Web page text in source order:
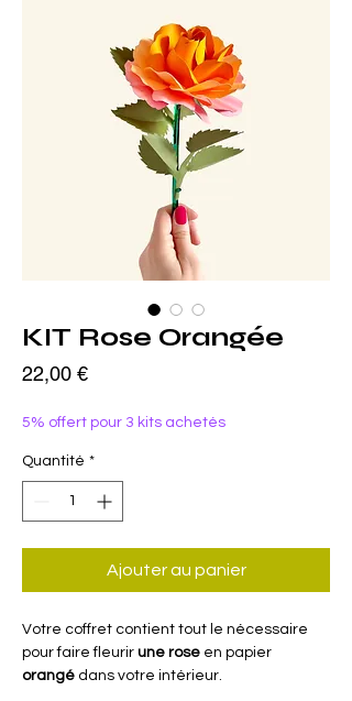
KIT Rose Orangée
22,00 €Prix
5% offert pour 3 kits achetés
Quantité *
Ajouter au panier
Votre coffret contient tout le nécessaire
pour faire fleurir une rose en papier
orangé dans votre intérieur.